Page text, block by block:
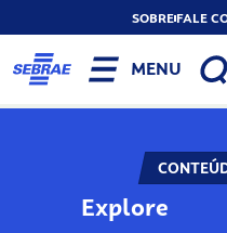
SOBREFALE
MENU
Explore